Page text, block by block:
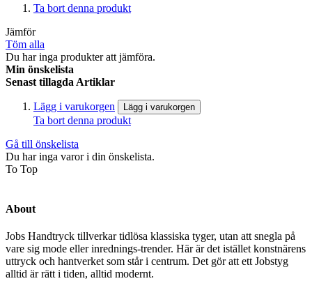
Ta bort denna produkt
Jämför
Töm alla
Du har inga produkter att jämföra.
Min önskelista
Senast tillagda Artiklar
Lägg i varukorgen Lägg i varukorgen
Ta bort denna produkt
Gå till önskelista
Du har inga varor i din önskelista.
To Top
About
Jobs Handtryck tillverkar tidlösa klassiska tyger, utan att snegla på
vare sig mode eller inrednings-trender. Här är det istället konstnärens
uttryck och hantverket som står i centrum. Det gör att ett Jobstyg
alltid är rätt i tiden, alltid modernt.